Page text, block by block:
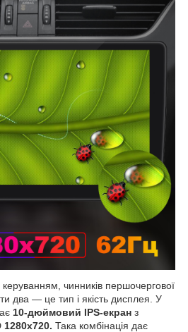
керуванням, чинників першочергової
два — це тип і якість дисплея. У
10-дюймовий IPS-екран з
1280х720. Така комбінація дає